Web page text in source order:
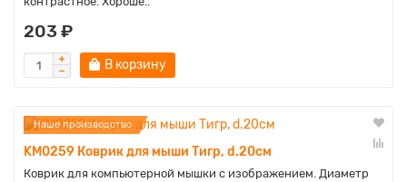
203 ₽
В корзину
Наше производство
KM0259 Коврик для мыши Тигр, d.20см
Коврик для компьютерной мышки с изображением. Диаметр